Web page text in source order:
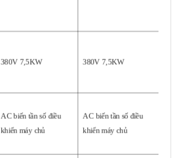
380V 7,5KW 380V 7,5KW
AC biến tần số điều
khiển máy chủ
AC biến tần số điều
khiển máy chủ